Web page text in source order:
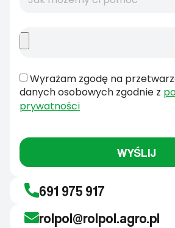
Wyrażam zgodę na
danych osobowych zgodnie z
prywatności
WYŚLIJ
691 975 917
rolpol@rolpol.agro.pl